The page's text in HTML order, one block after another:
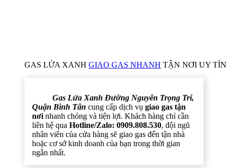
GAS LỬA XANH GIAO GAS NHANH TẬN NƠI UY
Gas Lửa Xanh Đường Nguyễn Trọng Trí,
Quận Bình Tân cung cấp dịch vụ giao gas tận
nơi nhanh chóng và tiện lợi. Khách hàng chỉ cần
liên hệ qua Hotline/Zalo: 0909.808.530, đội ngũ
nhân viên của cửa hàng sẽ giao gas đến tận nhà
hoặc cơ sở kinh doanh của bạn trong thời gian
ngắn nhất.